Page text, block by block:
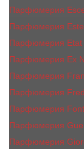
Парфюмерия
Парфюмерия
Парфюмерия Etat
Парфюмерия Ex
Парфюмерия
Парфюмерия
Парфюмерия
Парфюмерия
Парфюмерия